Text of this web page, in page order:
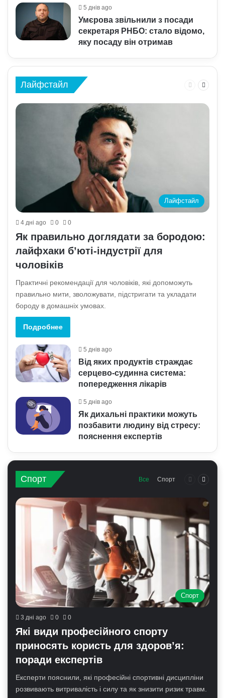
5 днів ago
Умєрова звільнили з посади
секретаря РНБО: стало відомо,
яку посаду він отримав
Лайфстайл
Лайфстайл
4 дні ago 0 0
Як правильно доглядати за бородою:
лайфхаки б’юті-індустрії для
чоловіків
Практичні рекомендації для чоловіків, які допоможуть
правильно мити, зволожувати, підстригати та укладати
бороду в домашніх умовах.
Подробнее
5 днів ago
Від яких продуктів страждає
серцево-судинна система:
попередження лікарів
5 днів ago
Як дихальні практики можуть
позбавити людину від стресу:
пояснення експертів
Спорт Все Спорт
Спорт
3 дні ago 0 0
Які види професійного спорту
приносять користь для здоров’я:
поради експертів
Експерти пояснили, які професійні спортивні дисципліни
розвивають витривалість і силу та як знизити ризик травм.